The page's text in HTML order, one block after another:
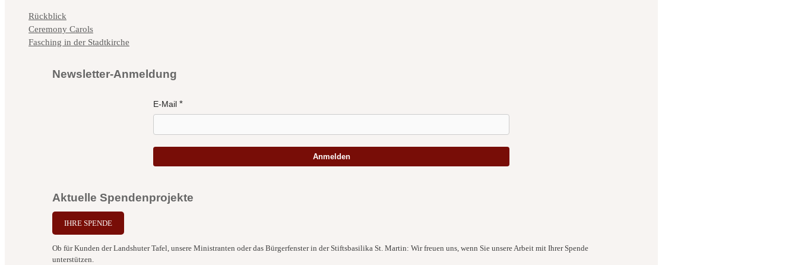
Kategorien
Rückblick
Ceremony Carols
Fasching in der Stadtkirche
Newsletter-Anmeldung
E-Mail
Anmelden
Aktuelle Spendenprojekte
IHRE SPENDE
Ob für Kunden der Landshuter Tafel, unsere Ministranten oder das Bürgerfenster in der Stiftsbasilika St. Martin: Wir freuen uns, wenn Sie unsere Arbeit mit Ihrer Spende
unterstützen.